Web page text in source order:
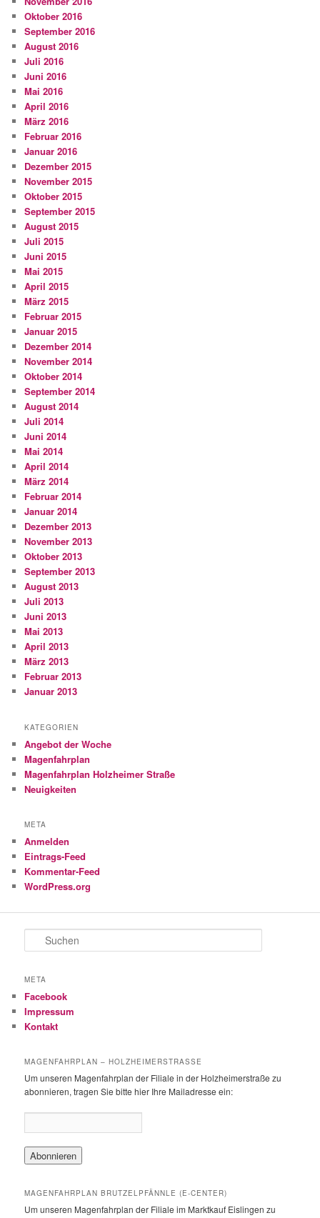
Oktober 2016
September 2016
August 2016
Juli 2016
Juni 2016
Mai 2016
April 2016
März 2016
Februar 2016
Januar 2016
Dezember 2015
November 2015
Oktober 2015
September 2015
August 2015
Juli 2015
Juni 2015
Mai 2015
April 2015
März 2015
Februar 2015
Januar 2015
Dezember 2014
November 2014
Oktober 2014
September 2014
August 2014
Juli 2014
Juni 2014
Mai 2014
April 2014
März 2014
Februar 2014
Januar 2014
Dezember 2013
November 2013
Oktober 2013
September 2013
August 2013
Juli 2013
Juni 2013
Mai 2013
April 2013
März 2013
Februar 2013
Januar 2013
KATEGORIEN
Angebot der Woche
Magenfahrplan
Magenfahrplan Holzheimer Straße
Neuigkeiten
META
Anmelden
Eintrags-Feed
Kommentar-Feed
WordPress.org
u
h
n
META
Facebook
Impressum
Kontakt
MAGENFAHRPLAN – HOLZHEIMERSTRASSE
Um unseren Magenfahrplan der Filiale in der Holzheimerstraße zu
abonnieren, tragen Sie bitte hier Ihre Mailadresse ein:
MAGENFAHRPLAN BRUTZELPFÄNNLE (E-CENTER)
Um unseren Magenfahrplan der Filiale im Marktkauf Eislingen zu